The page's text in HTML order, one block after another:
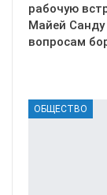
рабочую
Майей Санду
вопросам
ОБЩЕСТВО